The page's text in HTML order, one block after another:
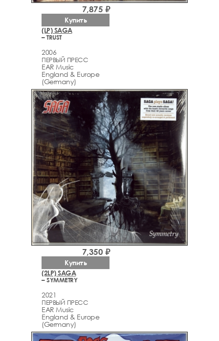
(LP) SAGA
– TRUST
2006
ПЕРВЫЙ ПРЕСС
EAR Music
England & Europe
(Germany)
7,875 ₽
Купить
(2LP) SAGA
– SYMMETRY
2021
ПЕРВЫЙ ПРЕСС
EAR Music
England & Europe
(Germany)
7,350 ₽
Купить